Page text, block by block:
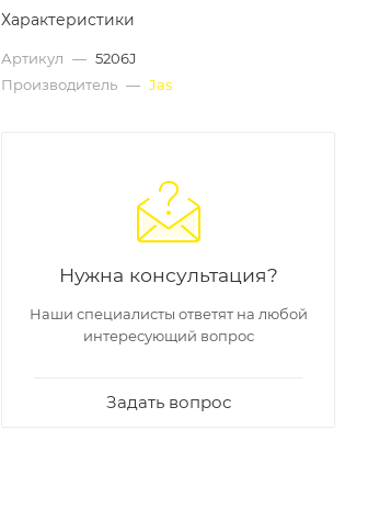
Характеристики
Артикул — 5206J
Производитель — Jas
Нужна консультация?
Наши специалисты ответят на любой
интересующий вопрос
Задать вопрос